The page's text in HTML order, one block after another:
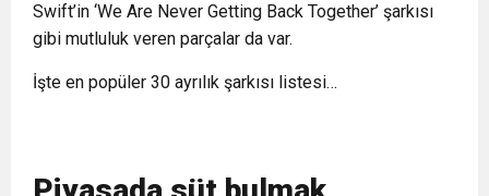
Swift’in ‘We Are Never Getting Back Together’ şarkısı
gibi mutluluk veren parçalar da var.
İşte en popüler 30 ayrılık şarkısı listesi…